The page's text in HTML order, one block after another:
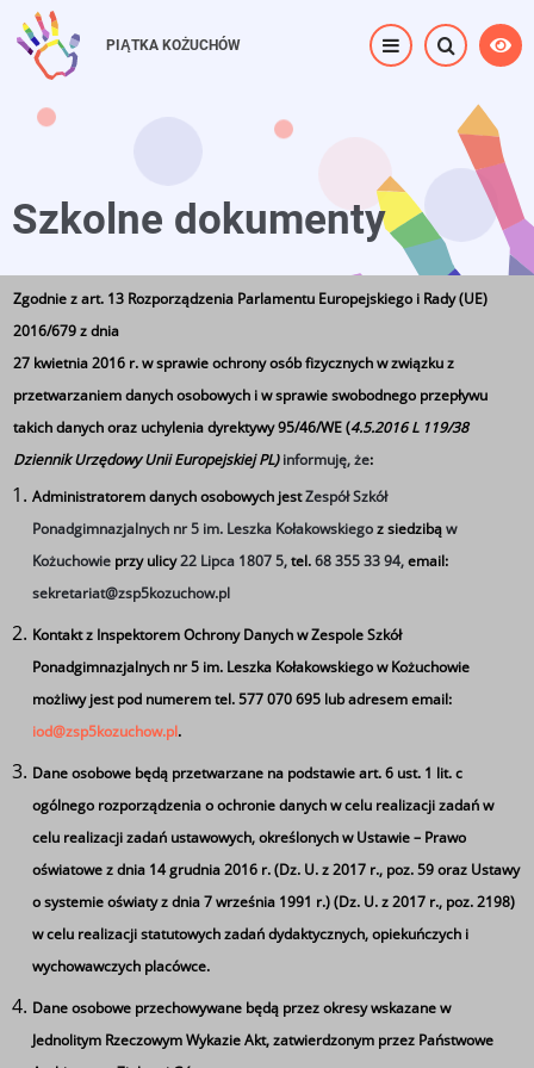
Przejdź
do
treści
PIĄTKA KOŻUCHÓW
Szkolne dokumenty
Strona główna ⟶ Szkolne dokumenty
Opis
dokumentu
Dokumenty szkolne
Plik dokumentu
Terminarz roku szkolnego 2025_2026.pdf
Terminarz roku szkolnego 2020.2021.pdf
Szkolny kalendarz imprez 2020.2021..pdf
Program Wychowawczo – Profilaktyczny .1.pdf
Procedura_praca zdalna Wariant B i C.pdf
Zgodnie z art. 13 Rozporządzenia Parlamentu Europejskiego i Rady (UE)
2016/679 z dnia
27 kwietnia 2016 r. w sprawie ochrony osób fizycznych w związku z
przetwarzaniem danych osobowych i w sprawie swobodnego przepływu
takich danych oraz uchylenia dyrektywy 95/46/WE (4.5.2016 L 119/38
Dziennik Urzędowy Unii Europejskiej PL)informuję, że:
Administratorem danych osobowych jestZespół Szkół
Ponadgimnazjalnych nr 5 im. Leszka Kołakowskiegoz siedzibąw
Kożuchowie przy ulicy22 Lipca 1807 5,tel.68 355 33 94,email:
sekretariat@zsp5kozuchow.pl
Kontakt z Inspektorem Ochrony Danych w Zespole Szkół
Ponadgimnazjalnych nr 5 im. Leszka Kołakowskiego w Kożuchowie
możliwy jest pod numerem tel. 577 070 695 lub adresem email:
iod@zsp5kozuchow.pl.
Dane osobowe będą przetwarzane na podstawie art. 6 ust. 1 lit. c
ogólnego rozporządzenia o ochronie danych w celu realizacji zadań w
celu realizacji zadań ustawowych, określonych w Ustawie – Prawo
oświatowe z dnia 14 grudnia 2016 r. (Dz. U. z 2017 r., poz. 59 oraz Ustawy
o systemie oświaty z dnia 7 września 1991 r.) (Dz. U. z 2017 r., poz. 2198)
w celu realizacji statutowych zadań dydaktycznych, opiekuńczych i
wychowawczych placówce.
Dane osobowe przechowywane będą przez okresy wskazane w
Jednolitym Rzeczowym Wykazie Akt, zatwierdzonym przez Państwowe